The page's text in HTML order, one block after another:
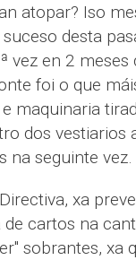
atopar? Iso
desta
vez en 2
foi o que
maquinaria
dos
na seguinte vez.
xa
de cartos na
sobrantes,